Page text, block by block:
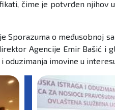
čime je potvrđen
o međusobnoj
Agencije Emir Bašić i
imovine u